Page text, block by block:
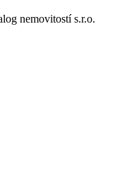
nemovitostí s.r.o.